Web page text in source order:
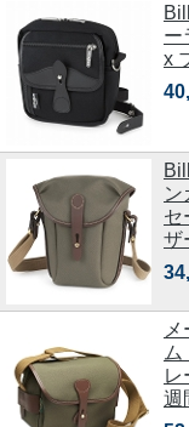
ー
x
ン
セ
ザ
レ
週